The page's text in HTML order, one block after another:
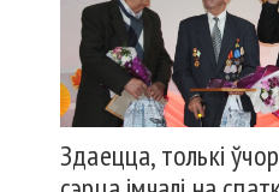
Здаецца, толькі